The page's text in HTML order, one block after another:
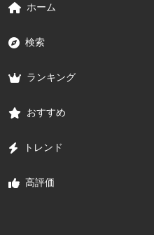
ホーム
検索
ランキング
おすすめ
トレンド
高評価